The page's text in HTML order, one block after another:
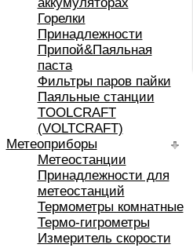
Горелки
Принадлежности
Припой&Паяльная
паста
Фильтры паров пайки
Паяльные станции
TOOLCRAFT
(VOLTCRAFT)
Метеоприборы
Метеостанции
Принадлежности для
метеостанций
Термометры комнатные
Термо-гигрометры
Измеритель скорости